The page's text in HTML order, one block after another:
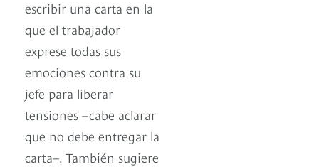
escribir una carta en la
que el trabajador
exprese todas sus
emociones contra su
jefe para liberar
tensiones –cabe aclarar
que no debe entregar la
carta–. También sugiere